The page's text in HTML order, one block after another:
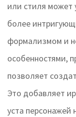
или стиля может
более
формализмом и
особенностями,
позволяет
Это добавляет
уста